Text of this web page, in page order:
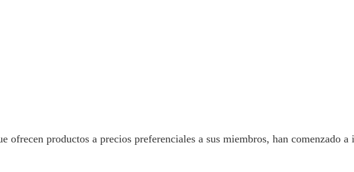
ofrecen productos a precios preferenciales a sus miembros, han comenzado